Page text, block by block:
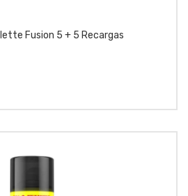
Fusion 5 + 5 Recargas